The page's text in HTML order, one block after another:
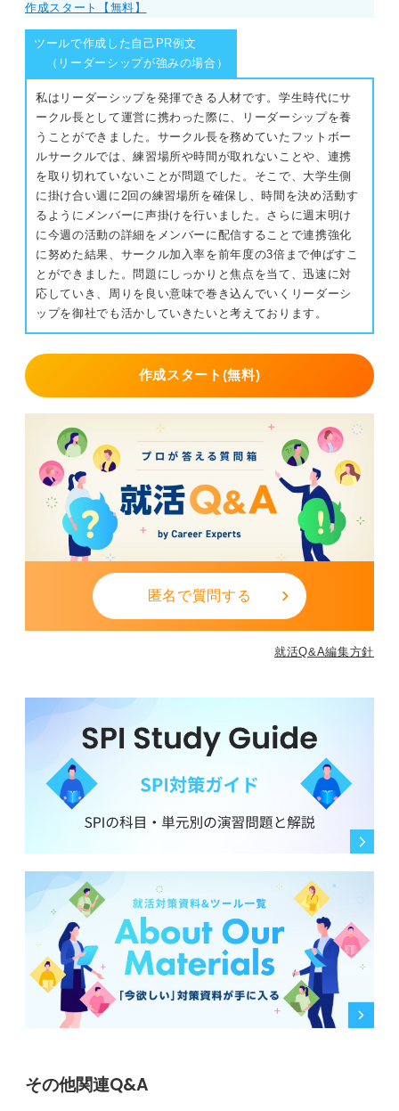
作成スタート【無料】
ツールで作成した自己PR例文
（リーダーシップが強みの場合）
私はリーダーシップを発揮できる人材です。学生時代にサ
ークル長として運営に携わった際に、リーダーシップを養
うことができました。サークル長を務めていたフットボー
ルサークルでは、練習場所や時間が取れないことや、連携
を取り切れていないことが問題でした。そこで、大学生側
に掛け合い週に2回の練習場所を確保し、時間を決め活動す
るようにメンバーに声掛けを行いました。さらに週末明け
に今週の活動の詳細をメンバーに配信することで連携強化
に努めた結果、サークル加入率を前年度の3倍まで伸ばすこ
とができました。問題にしっかりと焦点を当て、迅速に対
応していき、周りを良い意味で巻き込んでいくリーダーシ
ップを御社でも活かしていきたいと考えております。
作成スタート(無料)
匿名で質問する
就活Q&A編集方針
その他関連Q&A